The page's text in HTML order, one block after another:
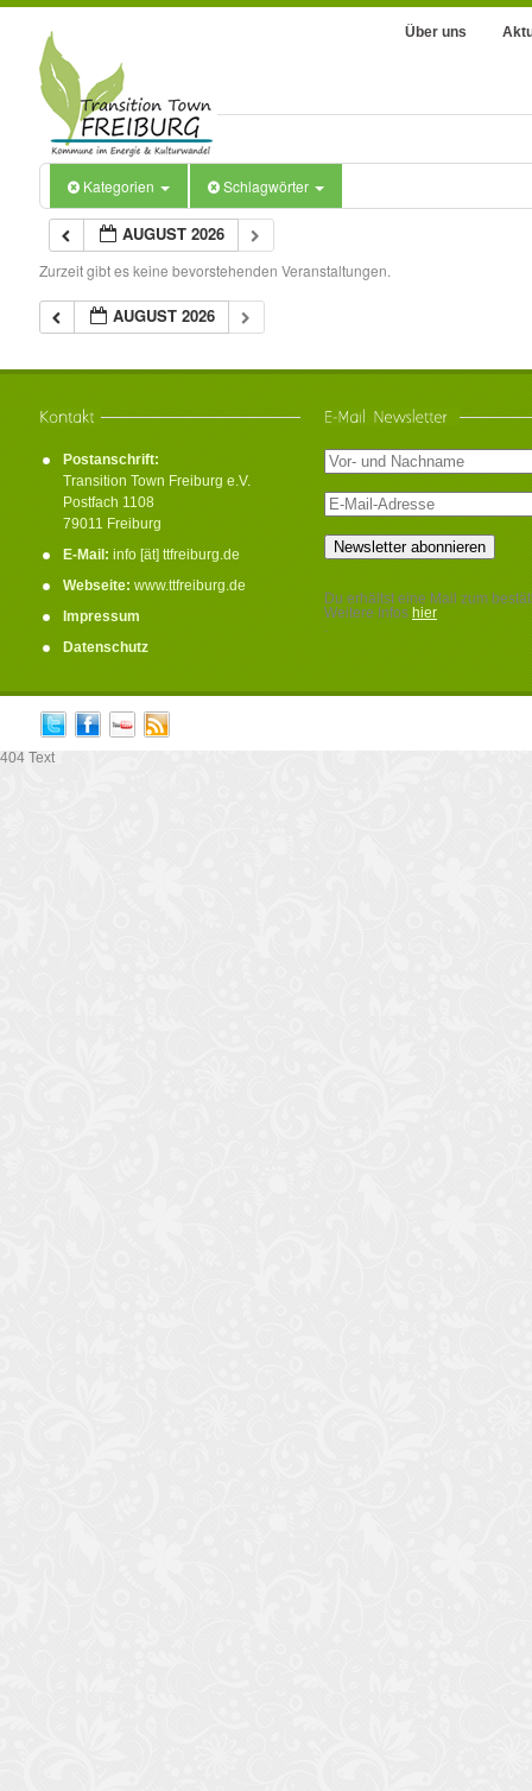
Über uns
Kategorien Schlagwörter
AUGUST 2026
Zurzeit gibt es keine bevorstehenden Veranstaltungen.
AUGUST 2026
Postanschrift:
Transition Town Freiburg e.V.
Postfach 1108
79011 Freiburg
E-Mail: info [ät] ttfreiburg.de
Webseite: www.ttfreiburg.de
Impressum
Datenschutz
Du erhältst eine Mail zum
Weitere Infos hier
.
404 Text